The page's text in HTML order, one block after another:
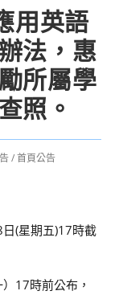
用英語
法，惠
所屬學
照。
/ 首頁公告
(星期五)17時截
17時前公布，